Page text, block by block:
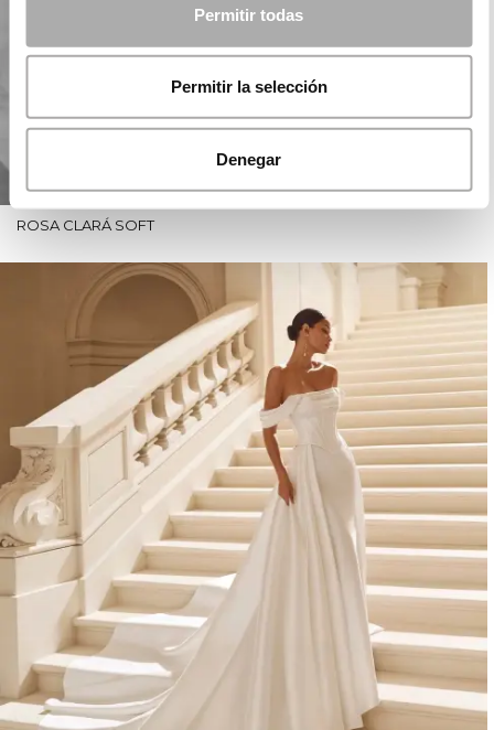
Permitir todas
Permitir la selección
Denegar
ROSA CLARÁ SOFT